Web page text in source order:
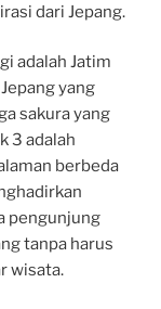
dari Jepang.
adalah Jatim
yang
sakura yang
3 adalah
berbeda
pengunjung
tanpa harus
wisata.